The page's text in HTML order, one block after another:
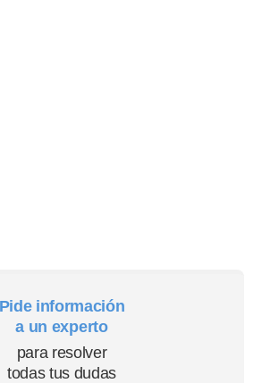
Pide información
a un experto
para resolver
todas tus dudas